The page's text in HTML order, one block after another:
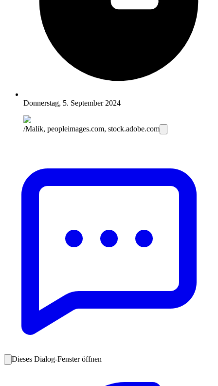
Donnerstag, 5. September 2024
/Malik, peopleimages.com, stock.adobe.com
Dieses Dialog-Fenster öffnen